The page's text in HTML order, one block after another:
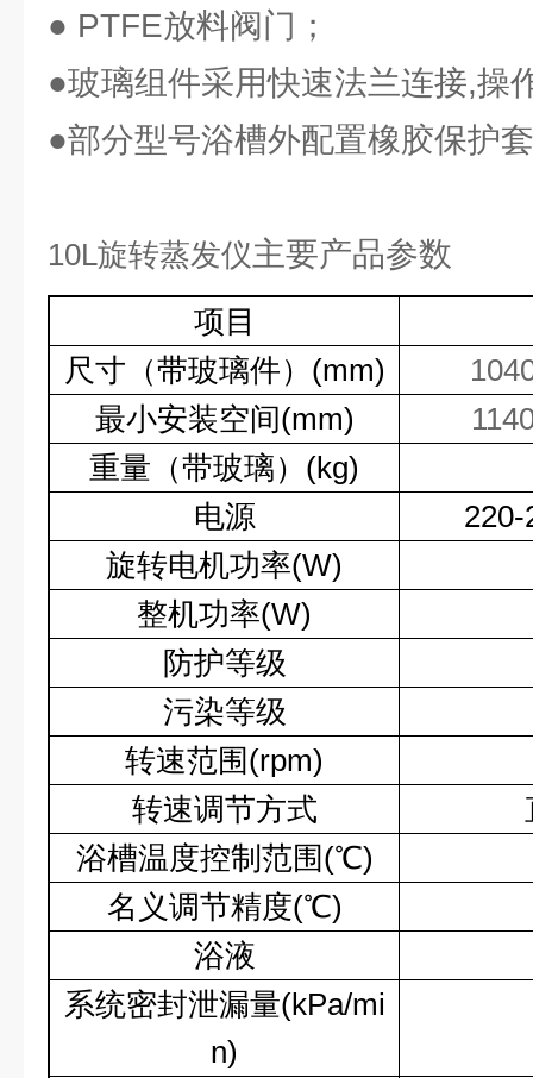
● PTFE放料阀门；
●玻璃组件采用快速法兰连接,操
●部分型号浴槽外配置橡胶保护
10L旋转蒸发仪主要产品参数
项目
尺寸（带玻璃件） (mm)
最小安装空间(mm)
重量（带玻璃） (kg)
电源
220-
旋转电机功率(W)
整机功率(W)
防护等级
污染等级
转速范围(rpm)
转速调节方式
浴槽温度控制范围(℃)
名义调节精度(℃)
浴液
系统密封泄漏量(kPa/mi
n)